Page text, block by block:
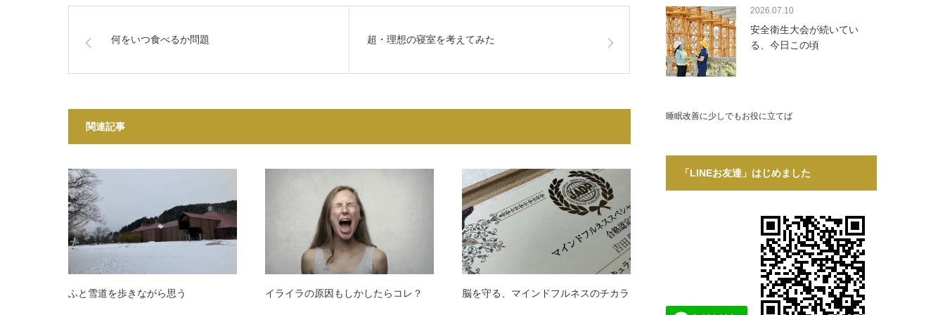
何をいつ食べるか問題 超・理想の寝室を考えてみた
関連記事
ふと雪道を歩きながら思う イライラの原因もしかしたらコレ？ 脳を守る、マインドフルネスのチカラ
2026.07.10
安全衛生大会が続いてい
る、今日この頃
睡眠改善に少しでもお役に立てば
「LINEお友達」はじめました